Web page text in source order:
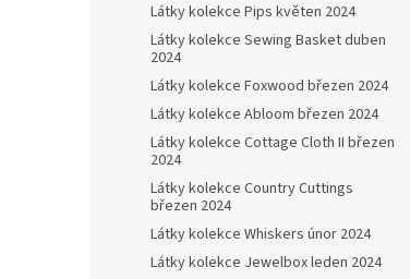
Látky kolekce Pips květen 2024
Látky kolekce Sewing Basket duben
2024
Látky kolekce Foxwood březen 2024
Látky kolekce Abloom březen 2024
Látky kolekce Cottage Cloth II březen
2024
Látky kolekce Country Cuttings
březen 2024
Látky kolekce Whiskers únor 2024
Látky kolekce Jewelbox leden 2024